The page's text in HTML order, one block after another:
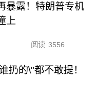
暴露！特朗普专机
上
阅读 3556
扔的\"都不敢提！